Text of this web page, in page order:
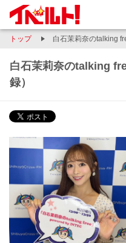
トップ 白石茉莉奈のtalking
白石茉莉奈のtalking
録）